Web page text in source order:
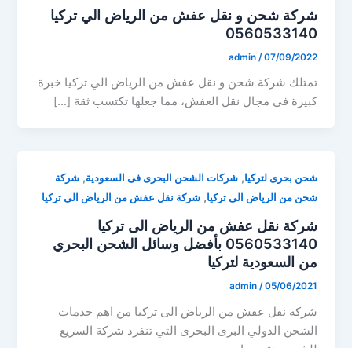
شركة شحن و نقل عفش من الرياض الي تركيا
0560533140
admin /07/09/2022
تمتلك شركة شحن و نقل عفش من الرياض الي تركيا خبرة
كبيرة في مجال نقل العفش، مما جعلها تكتسب ثقة […]
شحن بحرى لتركيا,شركات الشحن البحرى فى السعودية,شركة
شحن من الرياض الى تركيا,شركة نقل عفش من الرياض الى تركيا
شركة نقل عفش من الرياض الى تركيا
0560533140 بأفضل وسائل الشحن البحري
من السعودية لتركيا
admin /05/06/2021
شركة نقل عفش من الرياض الى تركيا من اهم خدمات
الشحن الدولي البرى البحرى التي تنفرد شركة السريع